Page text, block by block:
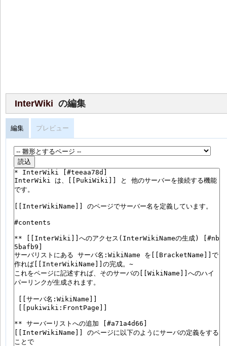
InterWiki の編集
編集 プレビュー